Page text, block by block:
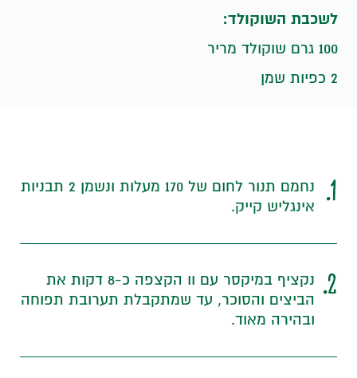
לשכבת השוקולד:
100 גרם שוקולד מריר
2 כפיות שמן
1.
נחמם תנור לחום של 170 מעלות ונשמן 2 תבניות
אינגליש קייק.
2.
נקציף במיקסר עם וו הקצפה כ-8 דקות את
הביצים והסוכר, עד שמתקבלת תערובת תפוחה
ובהירה מאוד.